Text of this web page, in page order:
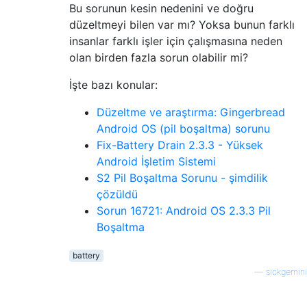
Bu sorunun kesin nedenini ve doğru
düzeltmeyi bilen var mı? Yoksa bunun farklı
insanlar farklı işler için çalışmasına neden
olan birden fazla sorun olabilir mi?
İşte bazı konular:
Düzeltme ve araştırma: Gingerbread
Android OS (pil boşaltma) sorunu
Fix-Battery Drain 2.3.3 - Yüksek
Android İşletim Sistemi
S2 Pil Boşaltma Sorunu - şimdilik
çözüldü
Sorun 16721: Android OS 2.3.3 Pil
Boşaltma
battery
sickgemini